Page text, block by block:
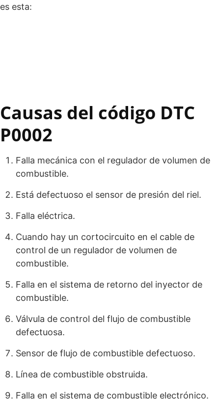
es esta:
Causas del código DTC
P0002
Falla mecánica con el regulador de volumen de
combustible.
Está defectuoso el sensor de presión del riel.
Falla eléctrica.
Cuando hay un cortocircuito en el cable de
control de un regulador de volumen de
combustible.
Falla en el sistema de retorno del inyector de
combustible.
Válvula de control del flujo de combustible
defectuosa.
Sensor de flujo de combustible defectuoso.
Línea de combustible obstruida.
Falla en el sistema de combustible electrónico.